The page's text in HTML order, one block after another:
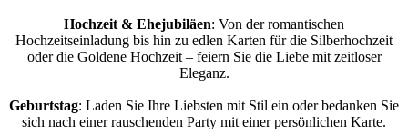
Hochzeit & Ehejubiläen: Von der romantischen
Hochzeitseinladung bis hin zu edlen Karten für die Silberhochzeit
oder die Goldene Hochzeit – feiern Sie die Liebe mit zeitloser
Eleganz.
Geburtstag: Laden Sie Ihre Liebsten mit Stil ein oder bedanken Sie
sich nach einer rauschenden Party mit einer persönlichen Karte.